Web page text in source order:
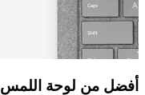
أفضل من لوحة اللمس